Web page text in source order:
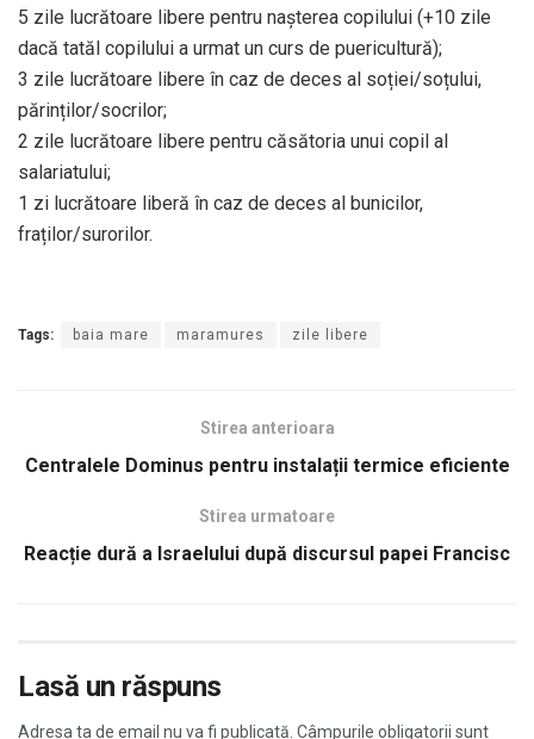
5 zile lucrătoare libere pentru nașterea copilului (+10 zile
dacă tatăl copilului a urmat un curs de puericultură);
3 zile lucrătoare libere în caz de deces al soției/soțului,
părinților/socrilor;
2 zile lucrătoare libere pentru căsătoria unui copil al
salariatului;
1 zi lucrătoare liberă în caz de deces al bunicilor,
fraților/surorilor.
Tags: baia mare maramures zile libere
Stirea anterioara
Centralele Dominus pentru instalații termice eficiente
Stirea urmatoare
Reacție dură a Israelului după discursul papei Francisc
Lasă un răspuns
Adresa ta de email nu va fi publicată. Câmpurile obligatorii sunt